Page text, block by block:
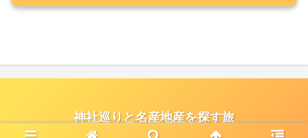
神社巡りと名産地産を探す旅